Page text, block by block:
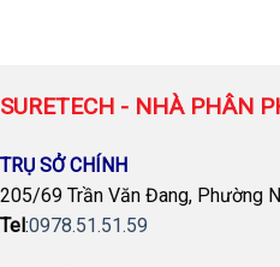
SURETECH - NHÀ PHÂN
TRỤ SỞ CHÍNH
205/69 Trần Văn Đang, Phường
Tel:0978.51.51.59